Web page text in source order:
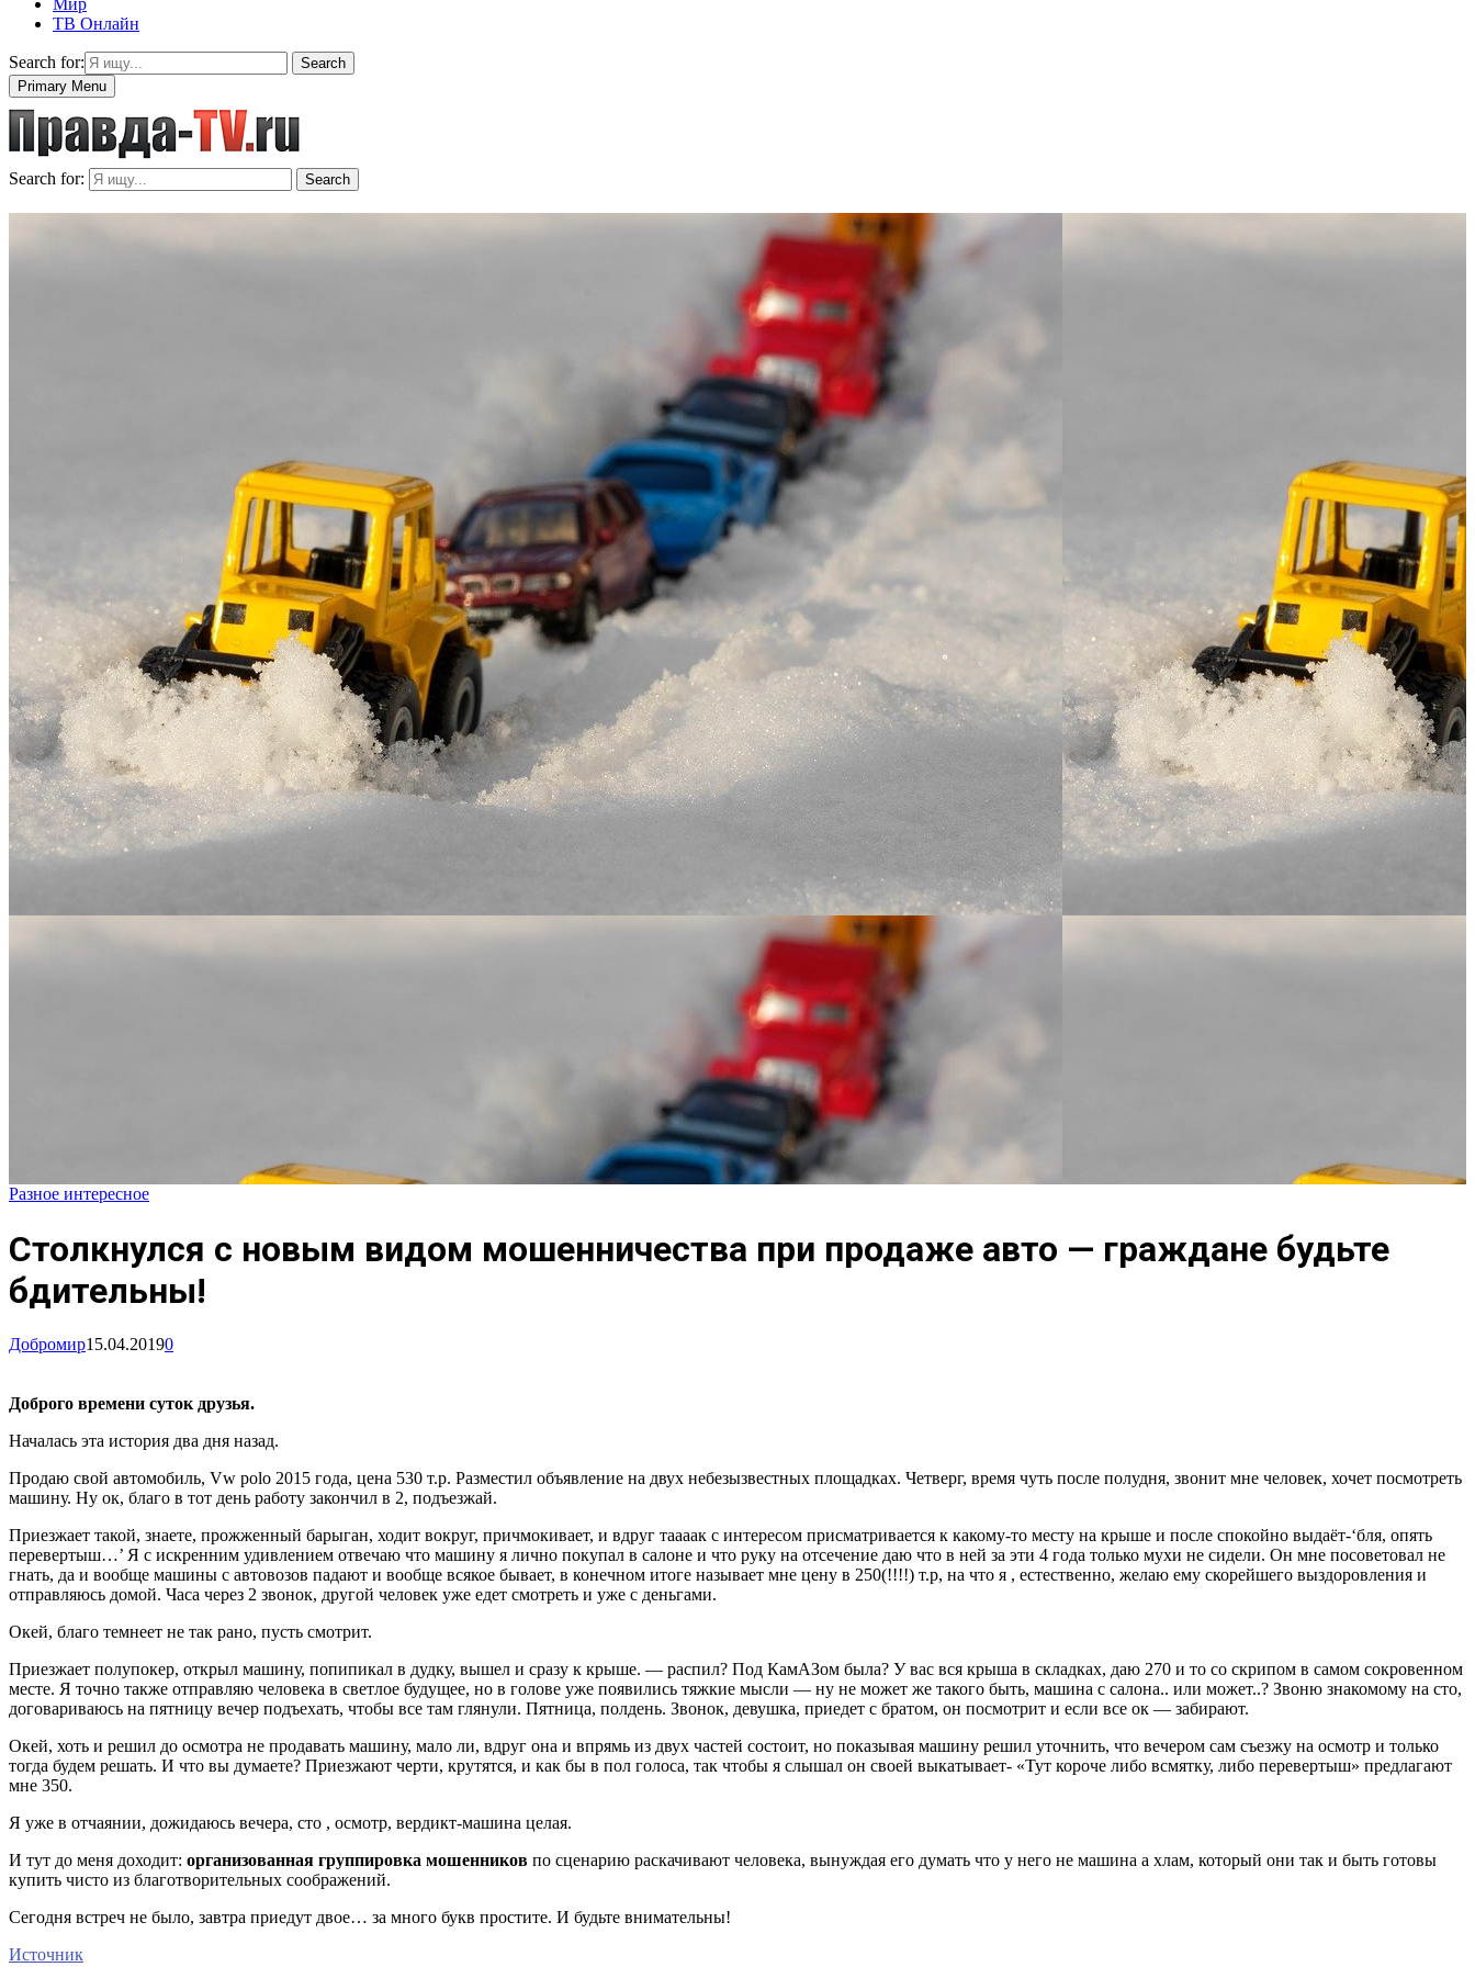
Мир
ТВ Онлайн
Search for:
Search
Primary Menu
Search for: Search
Разное интересное
Столкнулся с новым видом мошенничества при продаже авто — граждане будьте
бдительны!
Добромир15.04.20190
Доброго времени суток друзья.
Началась эта история два дня назад.
Продаю свой автомобиль, Vw polo 2015 года, цена 530 т.р. Разместил объявление на двух небезызвестных площадках. Четверг, время чуть после полудня, звонит мне человек, хочет посмотреть
машину. Ну ок, благо в тот день работу закончил в 2, подъезжай.
Приезжает такой, знаете, прожженный барыган, ходит вокруг, причмокивает, и вдруг таааак с интересом присматривается к какому-то месту на крыше и после спокойно выдаёт-‘бля, опять
перевертыш…’ Я с искренним удивлением отвечаю что машину я лично покупал в салоне и что руку на отсечение даю что в ней за эти 4 года только мухи не сидели. Он мне посоветовал не
гнать, да и вообще машины с автовозов падают и вообще всякое бывает, в конечном итоге называет мне цену в 250(!!!!) т.р, на что я , естественно, желаю ему скорейшего выздоровления и
отправляюсь домой. Часа через 2 звонок, другой человек уже едет смотреть и уже с деньгами.
Окей, благо темнеет не так рано, пусть смотрит.
Приезжает полупокер, открыл машину, попипикал в дудку, вышел и сразу к крыше. — распил? Под КамАЗом была? У вас вся крыша в складках, даю 270 и то со скрипом в самом сокровенном
месте. Я точно также отправляю человека в светлое будущее, но в голове уже появились тяжкие мысли — ну не может же такого быть, машина с салона.. или может..? Звоню знакомому на сто,
договариваюсь на пятницу вечер подъехать, чтобы все там глянули. Пятница, полдень. Звонок, девушка, приедет с братом, он посмотрит и если все ок — забирают.
Окей, хоть и решил до осмотра не продавать машину, мало ли, вдруг она и впрямь из двух частей состоит, но показывая машину решил уточнить, что вечером сам съезжу на осмотр и только
тогда будем решать. И что вы думаете? Приезжают черти, крутятся, и как бы в пол голоса, так чтобы я слышал он своей выкатывает- «Тут короче либо всмятку, либо перевертыш» предлагают
мне 350.
Я уже в отчаянии, дожидаюсь вечера, сто , осмотр, вердикт-машина целая.
И тут до меня доходит: организованная группировка мошенников по сценарию раскачивают человека, вынуждая его думать что у него не машина а хлам, который они так и быть готовы
купить чисто из благотворительных соображений.
Сегодня встреч не было, завтра приедут двое… за много букв простите. И будьте внимательны!
Источник